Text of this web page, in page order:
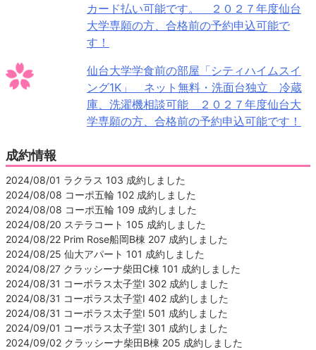
カード払い可能です。 ２０２７年度仙台
大学専願の方、合格前の予約申込可能で
す！
仙台大学学食前の部屋「シティハイムスイ
ング1K」 ネット無料・洗面台独立 冷蔵
庫、洗濯機相談可能 ２０２７年度仙台大
学専願の方、合格前の予約申込可能です！
成約情報
2024/08/01 ラクラス 103 成約しました
2024/08/08 コーポ五輪 102 成約しました
2024/08/08 コーポ五輪 109 成約しました
2024/08/20 ステラコート 105 成約しました
2024/08/22 Prim Rose船岡B棟 207 成約しました
2024/08/25 仙大アパート 101 成約しました
2024/08/27 クラッシーナ柴田C棟 101 成約しました
2024/08/31 コーポラス太子堂Ⅰ 302 成約しました
2024/08/31 コーポラス太子堂Ⅰ 402 成約しました
2024/08/31 コーポラス太子堂Ⅰ 501 成約しました
2024/09/01 コーポラス太子堂Ⅰ 301 成約しました
2024/09/02 クラッシーナ柴田B棟 205 成約しました